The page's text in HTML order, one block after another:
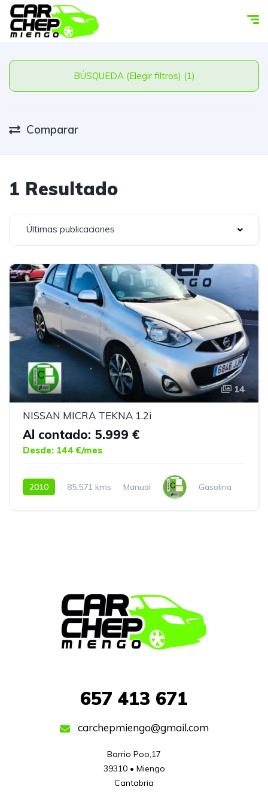
BÚSQUEDA (Elegir filtros) (1)
Comparar
1 Resultado
Últimas publicaciones
14
NISSAN MICRA TEKNA 1.2i
Al contado: 5.999 €
Desde: 144 €/mes
2010 85.571 kms Manual Gasolina
657 413 671
carchepmiengo@gmail.com
Barrio Poo,17
39310 • Miengo
Cantabria